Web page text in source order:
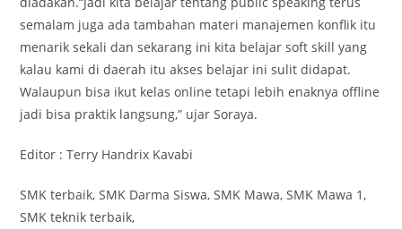
semalam juga ada tambahan materi manajemen konflik itu
menarik sekali dan sekarang ini kita belajar soft skill yang
kalau kami di daerah itu akses belajar ini sulit didapat.
Walaupun bisa ikut kelas online tetapi lebih enaknya offline
jadi bisa praktik langsung,” ujar Soraya.
Editor : Terry Handrix Kavabi
SMK terbaik, SMK Darma Siswa, SMK Mawa, SMK Mawa 1,
SMK teknik terbaik,